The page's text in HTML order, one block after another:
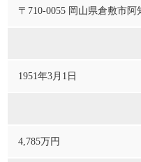
〒710-0055 岡山県倉敷市
1951年3月1日
4,785万円